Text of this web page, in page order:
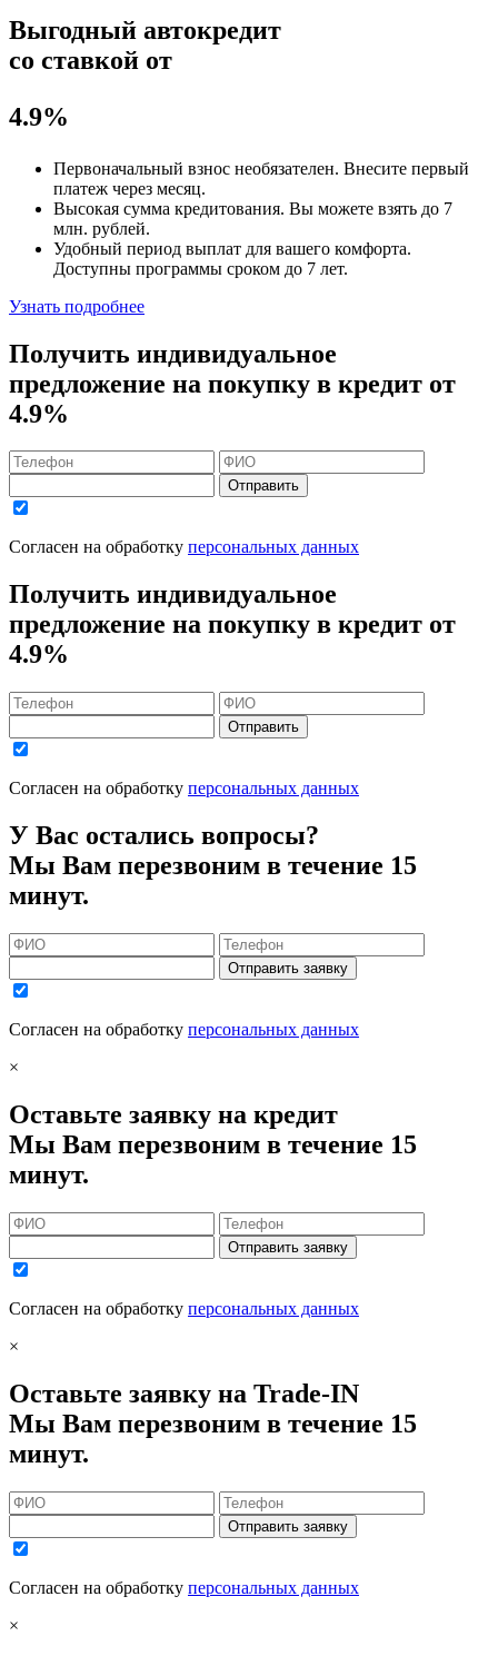
Выгодный автокредит
со ставкой от
4.9%
Первоначальный взнос необязателен. Внесите первый
платеж через месяц.
Высокая сумма кредитования. Вы можете взять до 7
млн. рублей.
Удобный период выплат для вашего комфорта.
Доступны программы сроком до 7 лет.
Узнать подробнее
Получить индивидуальное
предложение на покупку в кредит от
4.9%
Отправить
Согласен на обработку персональных данных
Получить индивидуальное
предложение на покупку в кредит от
4.9%
Отправить
Согласен на обработку персональных данных
У Вас остались вопросы?
Мы Вам перезвоним в течение 15
минут.
Отправить заявку
Согласен на обработку персональных данных
×
Оставьте заявку на кредит
Мы Вам перезвоним в течение 15
минут.
Отправить заявку
Согласен на обработку персональных данных
×
Оставьте заявку на Trade-IN
Мы Вам перезвоним в течение 15
минут.
Отправить заявку
Согласен на обработку персональных данных
×